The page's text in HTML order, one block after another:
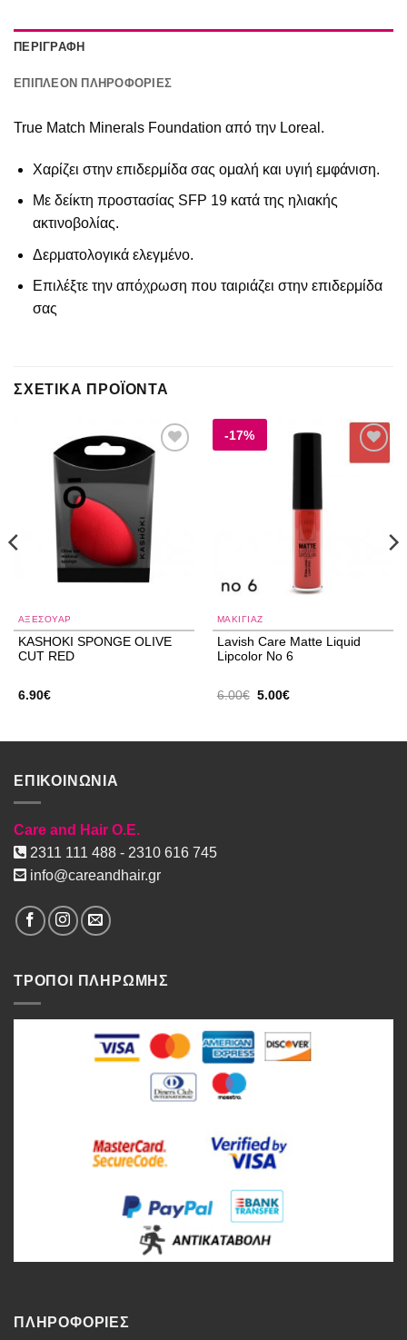
ΠΕΡΙΓΡΑΦΉ
ΕΠΙΠΛΈΟΝ ΠΛΗΡΟΦΟΡΊΕΣ
True Match Minerals Foundation από την Loreal.
Χαρίζει στην επιδερμίδα σας ομαλή και υγιή εμφάνιση.
Με δείκτη προστασίας SFP 19 κατά της ηλιακής
ακτινοβολίας.
Δερματολογικά ελεγμένο.
Επιλέξτε την απόχρωση που ταιριάζει στην επιδερμίδα
σας
ΣΧΕΤΙΚΆ ΠΡΟΪΌΝΤΑ
Add to
wishlist
ΑΞΕΣΟΥΑΡ
KASHOKI SPONGE OLIVE
CUT RED
6.90€
-17%
Add to
ΜΑΚΙΓΙΑΖ
Lavish Care Matte Liquid
Lipcolor No 6
6.00€ Original
5.00€Η
5.00€.
ΕΠΙΚΟΙΝΩΝΙΑ
Care and Hair O.E.
2311 111 488 - 2310 616 745
info@careandhair.gr
ΤΡΟΠΟΙ ΠΛΗΡΩΜΗΣ
ΠΛΗΡΟΦΟΡΙΕΣ